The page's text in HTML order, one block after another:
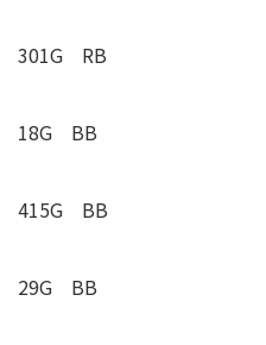
301G RB
18G BB
415G BB
29G BB